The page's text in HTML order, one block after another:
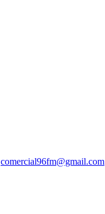
comercial96fm@gmail.com